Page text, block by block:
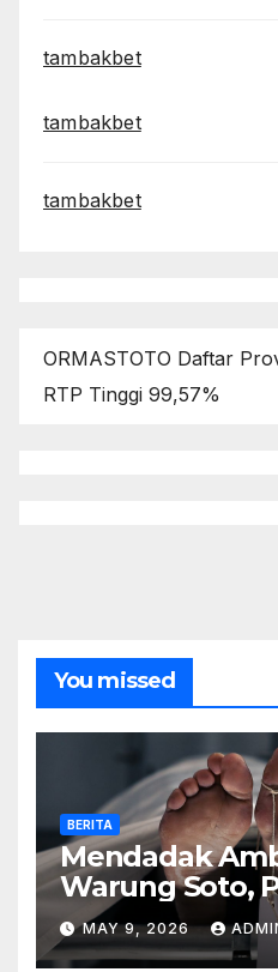
tambakbet
tambakbet
tambakbet
ORMASTOTO Daftar
RTP Tinggi 99,57%
You missed
BERITA
Mendadak
Warung Soto,
Meninggal
MAY 9, 2026